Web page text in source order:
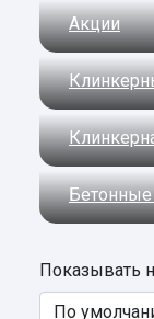
Акции
Бетонные
Показывать